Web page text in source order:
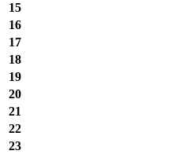
15
16
17
18
19
20
21
22
23